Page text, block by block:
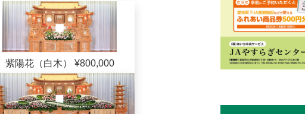
紫陽花（白木） ¥800,000